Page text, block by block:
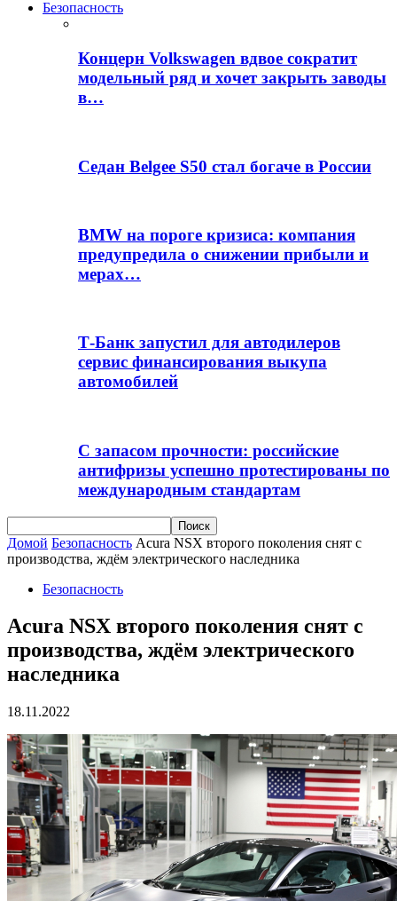
Безопасность
Концерн Volkswagen вдвое сократит
модельный ряд и хочет закрыть заводы
в…
Седан Belgee S50 стал богаче в России
BMW на пороге кризиса: компания
предупредила о снижении прибыли и
мерах…
Т-Банк запустил для автодилеров
сервис финансирования выкупа
автомобилей
С запасом прочности: российские
антифризы успешно протестированы по
международным стандартам
Домой Безопасность Acura NSX второго поколения снят с
производства, ждём электрического наследника
Безопасность
Acura NSX второго поколения снят с
производства, ждём электрического
наследника
18.11.2022